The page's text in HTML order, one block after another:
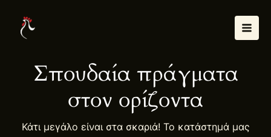
περιεχόμενο
Σπουδαία πράγματα
στον ορίζοντα
Κάτι μεγάλο είναι στα σκαριά! Το κατάστημά μας